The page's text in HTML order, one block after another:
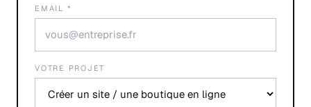
EMAIL *
VOTRE PROJET